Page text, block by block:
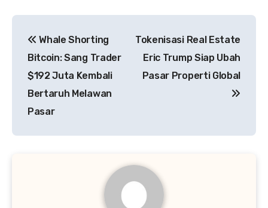
navigation
Whale Shorting
Bitcoin: Sang Trader
$192 Juta Kembali
Bertaruh Melawan
Pasar
Tokenisasi Real Estate
Eric Trump Siap Ubah
Pasar Properti Global